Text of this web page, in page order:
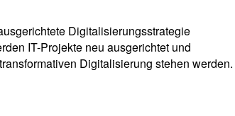
Digitalisierungsstrategie
IT-Projekte neu ausgerichtet und
Digitalisierung stehen werden.